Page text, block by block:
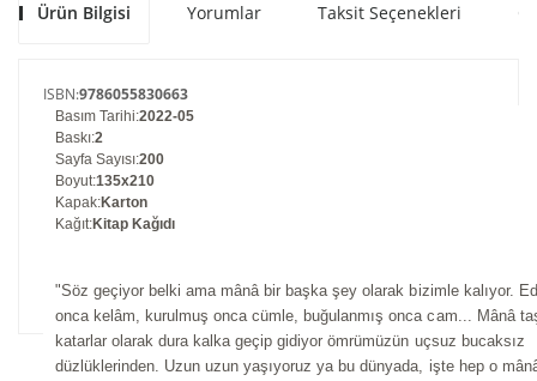
Ürün Bilgisi Yorumlar Taksit Seçenekleri
ISBN:9786055830663
Basım Tarihi:2022-05
Baskı:2
Sayfa Sayısı:200
Boyut:135x210
Kapak:Karton
Kağıt:Kitap Kağıdı
"Söz geçiyor belki ama mânâ bir başka şey olarak bizimle kalıyor.
onca kelâm, kurulmuş onca cümle, buğulanmış onca cam... Mânâ
katarlar olarak dura kalka geçip gidiyor ömrümüzün uçsuz bucaksız
düzlüklerinden. Uzun uzun yaşıyoruz ya bu dünyada, işte hep o